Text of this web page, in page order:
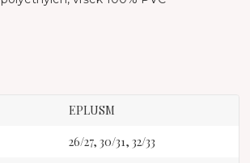
EPLUSM
26/27, 30/31, 32/33